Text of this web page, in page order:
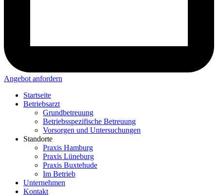
Angebot anfordern
Startseite
Betriebsarzt
Grundbetreuung
Betriebsspezifische Betreuung
Vorsorgen und Untersuchungen
Standorte
Praxis Hamburg
Praxis Lüneburg
Praxis Buxtehude
Im Betrieb
Unternehmen
Kontakt